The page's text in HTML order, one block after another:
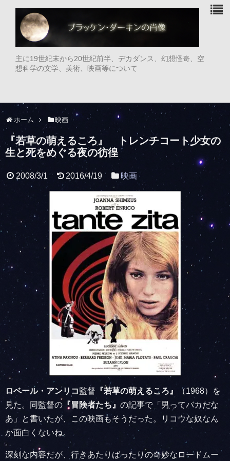
主に19世紀末から20世紀前半、デカダンス、幻想怪奇、空
想科学の文学、美術、映画等について
ホーム 映画
『若草の萌えるころ』 トレンチコート少女の
生と死をめぐる夜の彷徨
2008/3/1 2016/4/19 映画
ロベール・アンリコ監督 『若草の萌えるころ』
（1968）を
見た。同監督の 『冒険者たち』 の記事で「男ってバカだな
あ」と書いたが、この映画もそうだった。リコウな奴なん
か面白くないね。
深刻な内容だが、行きあたりばったりの奇妙なロードムー